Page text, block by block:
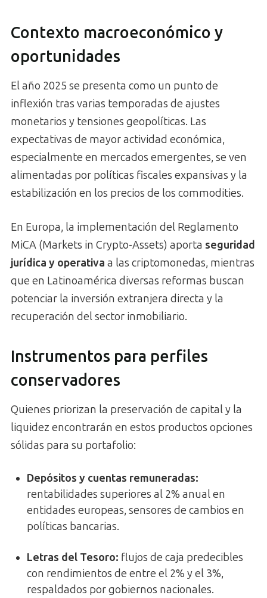
Contexto macroeconómico y
oportunidades
El año 2025 se presenta como un punto de
inflexión tras varias temporadas de ajustes
monetarios y tensiones geopolíticas. Las
expectativas de mayor actividad económica,
especialmente en mercados emergentes, se ven
alimentadas por políticas fiscales expansivas y la
estabilización en los precios de los commodities.
En Europa, la implementación del Reglamento
MiCA (Markets in Crypto-Assets) aporta seguridad
jurídica y operativa a las criptomonedas, mientras
que en Latinoamérica diversas reformas buscan
potenciar la inversión extranjera directa y la
recuperación del sector inmobiliario.
Instrumentos para perfiles
conservadores
Quienes priorizan la preservación de capital y la
liquidez encontrarán en estos productos opciones
sólidas para su portafolio:
Depósitos y cuentas remuneradas:
rentabilidades superiores al 2% anual en
entidades europeas, sensores de cambios en
políticas bancarias.
Letras del Tesoro: flujos de caja predecibles
con rendimientos de entre el 2% y el 3%,
respaldados por gobiernos nacionales.